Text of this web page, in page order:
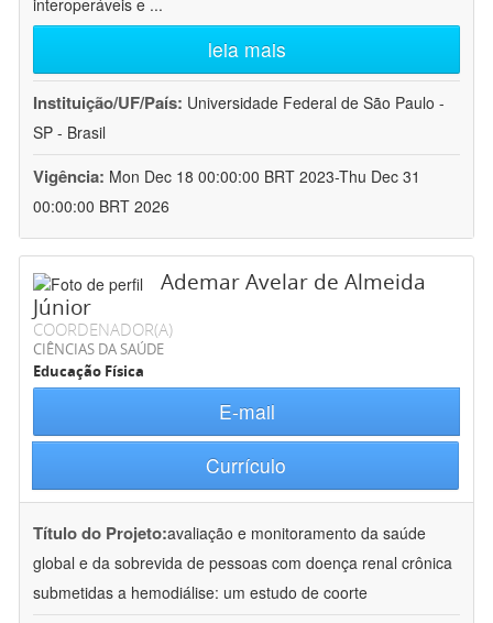
interoperáveis e ...
leia mais
Instituição/UF/País: Universidade Federal de São Paulo -
SP - Brasil
Vigência: Mon Dec 18 00:00:00 BRT 2023-Thu Dec 31
00:00:00 BRT 2026
Ademar Avelar de Almeida
Júnior
COORDENADOR(A)
CIÊNCIAS DA SAÚDE
Educação Física
E-mail
Currículo
Título do Projeto:avaliação e monitoramento da saúde
global e da sobrevida de pessoas com doença renal crônica
submetidas a hemodiálise: um estudo de coorte